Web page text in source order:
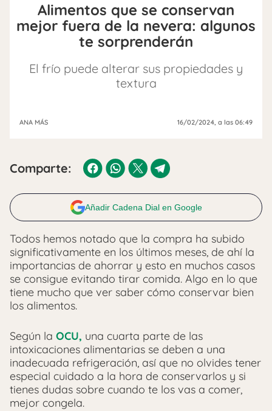
Alimentos que se conservan
mejor fuera de la nevera: algunos
te sorprenderán
El frío puede alterar sus propiedades y
textura
ANA MÁS 16/02/2024, a las 06:49
Comparte:
Añadir Cadena Dial en Google
Todos hemos notado que la compra ha subido
significativamente en los últimos meses, de ahí la
importancias de ahorrar y esto en muchos casos
se consigue evitando tirar comida. Algo en lo que
tiene mucho que ver saber cómo conservar bien
los alimentos.
Según la OCU, una cuarta parte de las
intoxicaciones alimentarias se deben a una
inadecuada refrigeración, así que no olvides tener
especial cuidado a la hora de conservarlos y si
tienes dudas sobre cuando te los vas a comer,
mejor congela.